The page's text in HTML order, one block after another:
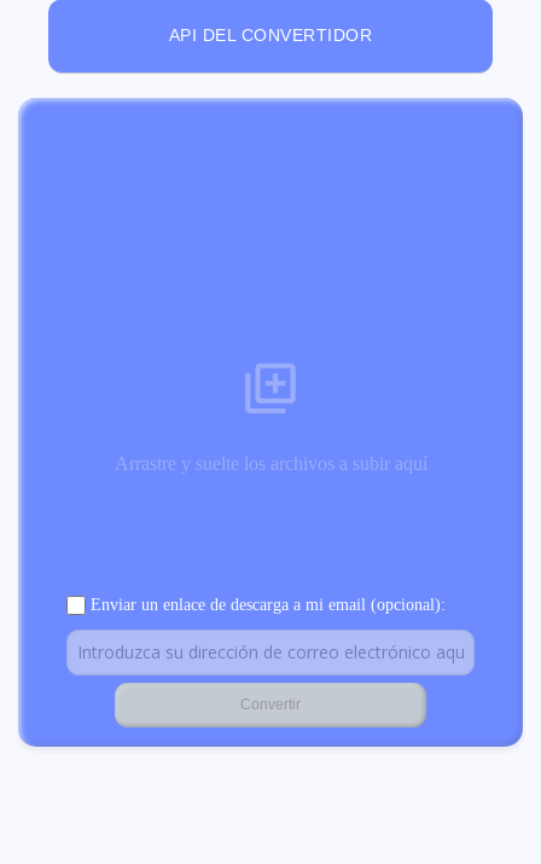
API DEL CONVERTIDOR
Arrastre y suelte los archivos a subir aquí
Enviar un enlace de descarga a mi email (opcional):